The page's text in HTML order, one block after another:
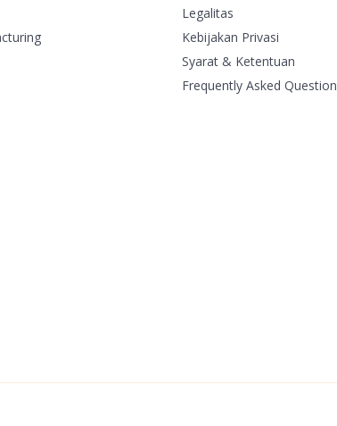
Legalitas
Kebijakan Privasi
Syarat & Ketentuan
Frequently Asked Question